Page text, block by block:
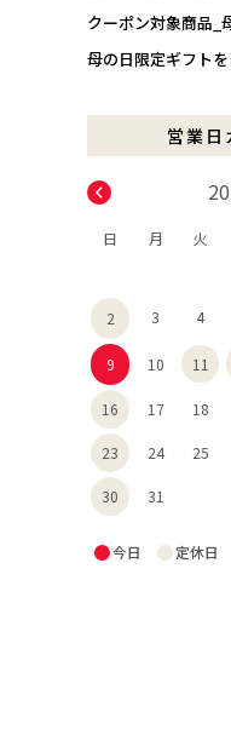
クーポン対象商品_
母の日限定ギフト
日 月 火
2 3 4
9 10 11
16 17 18
23 24 25
30 31
●今日 ●定休日